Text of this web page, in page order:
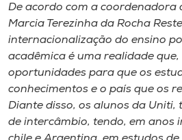
De acordo com a coordenadora
Marcia Terezinha da Rocha
internacionalização do ensino
acadêmica é uma realidade
oportunidades para que os
conhecimentos e o país que os
Diante disso, os alunos da
de intercâmbio, tendo, em anos